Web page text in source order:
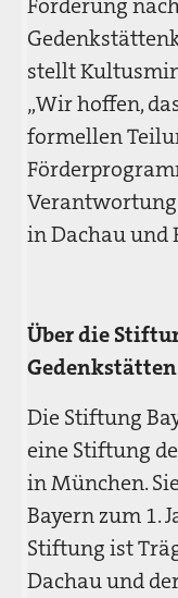
stellt
„Wir hoffen,
formellen
in Dachau und
Über die
Gedenkstätten
Die Stiftung
eine Stiftung
in München.
Bayern zum 1.
Stiftung ist
Dachau und